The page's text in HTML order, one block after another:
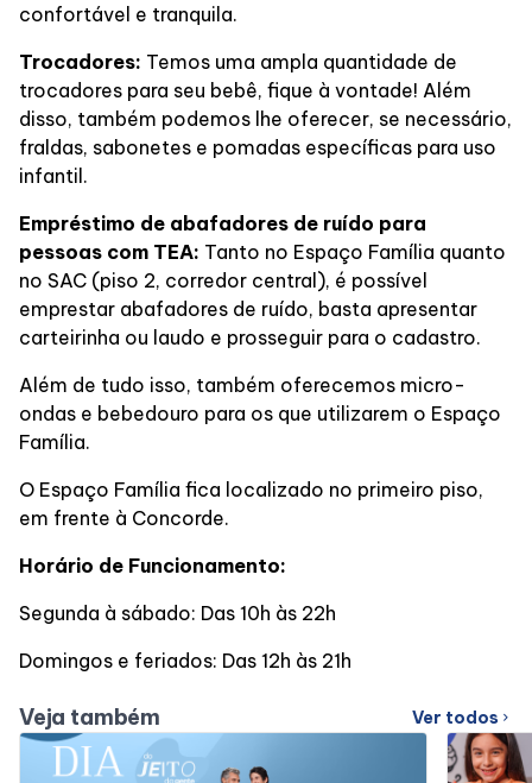
confortável e tranquila.
Trocadores: Temos uma ampla quantidade de
trocadores para seu bebê, fique à vontade! Além
disso, também podemos lhe oferecer, se necessário,
fraldas, sabonetes e pomadas específicas para uso
infantil.
Empréstimo de abafadores de ruído para
pessoas com TEA: Tanto no Espaço Família quanto
no SAC (piso 2, corredor central), é possível
emprestar abafadores de ruído, basta apresentar
carteirinha ou laudo e prosseguir para o cadastro.
Além de tudo isso, também oferecemos micro-
ondas e bebedouro para os que utilizarem o Espaço
Família.
O Espaço Família fica localizado no primeiro piso,
em frente à Concorde.
Horário de Funcionamento:
Segunda à sábado: Das 10h às 22h
Domingos e feriados: Das 12h às 21h
Veja também Ver todos chevron_right